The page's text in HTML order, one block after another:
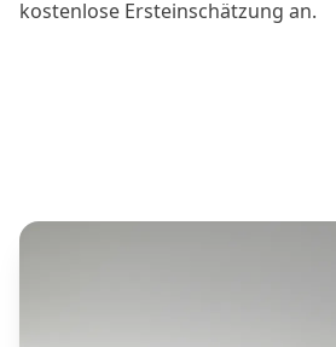
kostenlose Ersteinschätzung an.